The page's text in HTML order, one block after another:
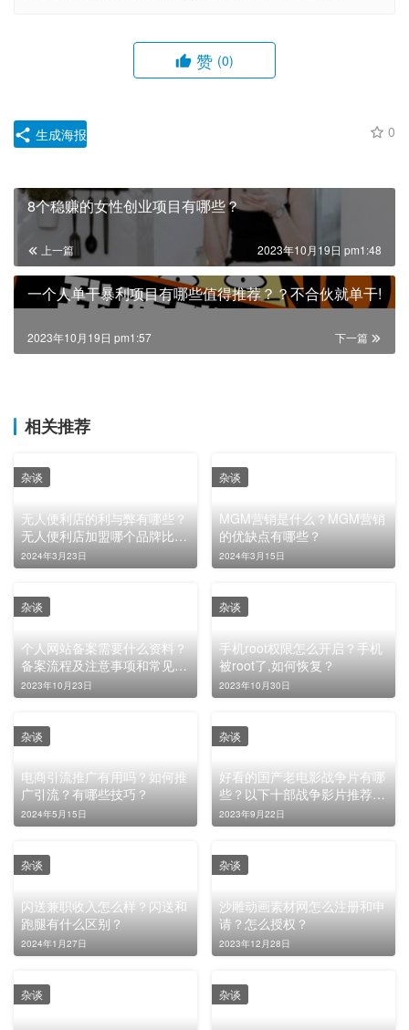
赞 (0)
0
生成海报
8个稳赚的女性创业项目有哪些？
上一篇 2023年10月19日 pm1:48
一个人单干暴利项目有哪些值得推荐？？不合伙就单干!
下一篇
2023年10月19日 pm1:57
相关推荐
无人便利店的利与弊有哪些？
无人便利店加盟哪个品牌比较
好？怎么开？
2024年3月23日
杂谈
MGM营销是什么？MGM营销
的优缺点有哪些？
2024年3月15日
杂谈
个人网站备案需要什么资料？
备案流程及注意事项和常见问
题
2023年10月23日
杂谈
手机root权限怎么开启？手机
被root了,如何恢复？
2023年10月30日
杂谈
电商引流推广有用吗？如何推
广引流？有哪些技巧？
2024年5月15日
杂谈
好看的国产老电影战争片有哪
些？以下十部战争影片推荐给
你
2023年9月22日
杂谈
闪送兼职收入怎么样？闪送和
跑腿有什么区别？
2024年1月27日
杂谈
沙雕动画素材网怎么注册和申
请？怎么授权？
2023年12月28日
杂谈
杂谈 杂谈